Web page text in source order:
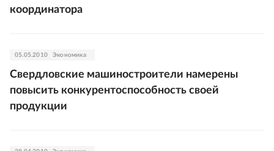
координатора
05.05.2010 Экономика
Свердловские машиностроители намерены
повысить конкурентоспособность своей
продукции